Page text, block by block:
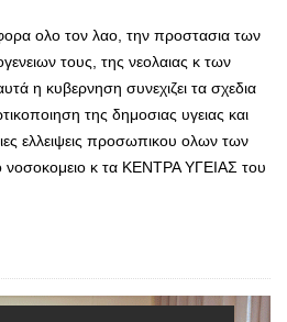
ολο τον λαο, την προστασια των
τους, της νεολαιας κ των
η κυβερνηση συνεχιζει τα σχεδια
της δημοσιας υγειας και
ελλειψεις προσωπικου ολων των
νοσοκομειο κ τα ΚΕΝΤΡΑ ΥΓΕΙΑΣ του